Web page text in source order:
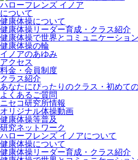
ハローフレンズ イノア
について
健康体操について
健康体操リーダー育成・クラス紹介
健康体操で世界とコミュニケーション
健康体操の輪
イノアのあゆみ
アクセス
料金・会員制度
クラス紹介
あなたにぴったりのクラス・初めて
よくあるご質問
ニセコ研究所情報
オリジナル体操動画
健康体操等普及
研究ネットワーク
ハローフレンズ イノアについて
健康体操について
健康体操リーダー育成・クラス紹介